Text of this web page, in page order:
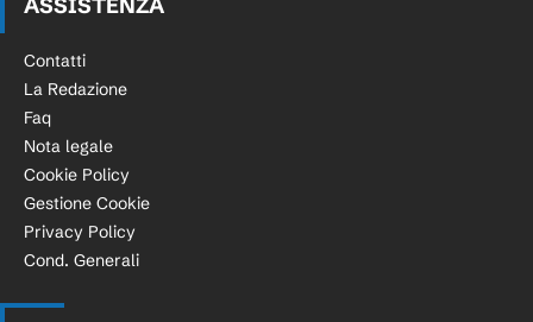
ASSISTENZA
Contatti
La Redazione
Faq
Nota legale
Cookie Policy
Gestione Cookie
Privacy Policy
Cond. Generali